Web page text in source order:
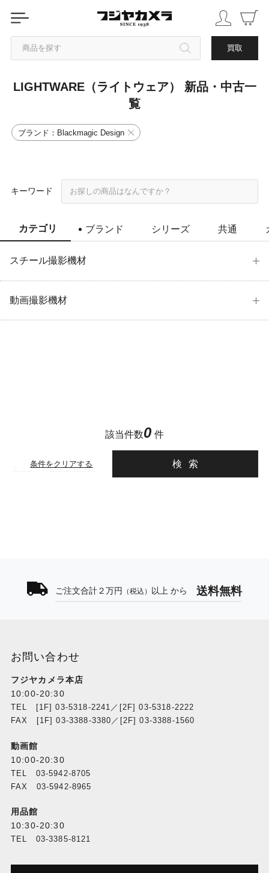
商品を探す 買取
カテゴリから探す
LIGHTWARE（ライトウェア） 新品・中古一
覧
ブランド：Blackmagic Design
キーワード
カテゴリ ブランド シリーズ 共通
スチール撮影機材
動画撮影機材
該当件数0 件
検索
条件をクリアする
トップ >LIGHTWARE
ご注文合計２万円 （税込） 以上 から 送料無料
お問い合わせ
フジヤカメラ本店
10:00-20:30
TEL [1F] 03-5318-2241／[2F] 03-5318-2222
FAX [1F] 03-3388-3380／[2F] 03-3388-1560
動画館
10:00-20:30
TEL 03-5942-8705
FAX 03-5942-8965
用品館
10:30-20:30
TEL 03-3385-8121